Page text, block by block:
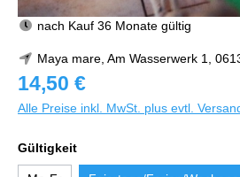
nach Kauf 36 Monate gültig
Maya mare, Am Wasserwerk 1,
14,50 €
Alle Preise inkl. MwSt. plus evtl.
Gültigkeit